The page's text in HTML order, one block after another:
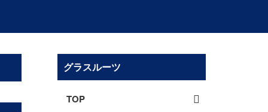
グラスルーツ
TOP